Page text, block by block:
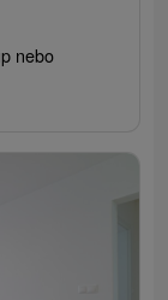
nebo